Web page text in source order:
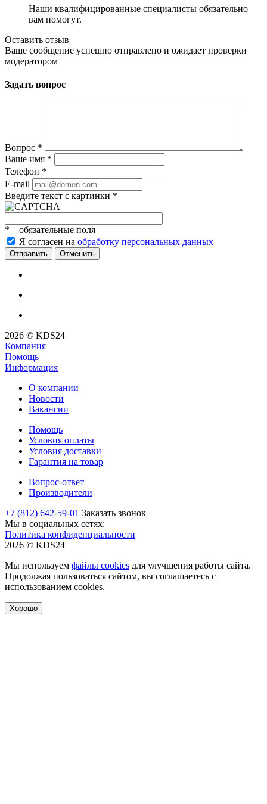
Наши квалифицированные специалисты обязательно
вам помогут.
Оставить отзыв
Ваше сообщение успешно отправлено и ожидает проверки
модератором
Задать вопрос
Вопрос *
Ваше имя *
Телефон *
E-mail
Введите текст с картинки *
* – обязательные поля
Я согласен на обработку персональных данных
Отменить
2026 © KDS24
Компания
Помощь
Информация
О компании
Новости
Вакансии
Помощь
Условия оплаты
Условия доставки
Гарантия на товар
Вопрос-ответ
Производители
+7 (812) 642-59-01 Заказать звонок
Мы в социальных сетях:
Политика конфиденциальности
2026 © KDS24
Мы используем файлы cookies для улучшения работы сайта.
Продолжая пользоваться сайтом, вы соглашаетесь с
использованием cookies.
Хорошо